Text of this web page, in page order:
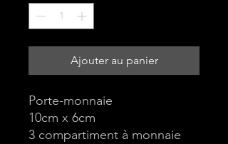
Ajouter au panier
Porte-monnaie
10cm x 6cm
3 compartiment à monnaie